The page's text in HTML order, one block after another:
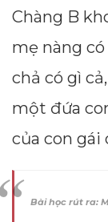
Chàng B
mẹ nàng
chả có gì
một đứa
của con gái
Bài học rút ra: